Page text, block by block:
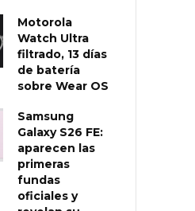
Motorola
Watch Ultra
filtrado, 13 días
de batería
sobre Wear OS
Samsung
Galaxy S26 FE:
aparecen las
primeras
fundas
oficiales y